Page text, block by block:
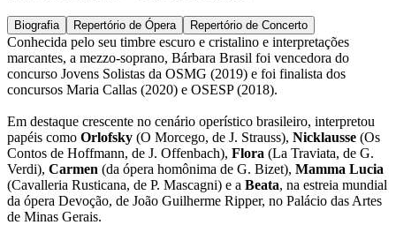
Biografia Repertório de Ópera Repertório de Concerto
Conhecida pelo seu timbre escuro e cristalino e interpretações
marcantes, a mezzo-soprano, Bárbara Brasil foi vencedora do
concurso Jovens Solistas da OSMG (2019) e foi finalista dos
concursos Maria Callas (2020) e OSESP (2018).
Em destaque crescente no cenário operístico brasileiro, interpretou
papéis como Orlofsky (O Morcego, de J. Strauss), Nicklausse (Os
Contos de Hoffmann, de J. Offenbach), Flora (La Traviata, de G.
Verdi), Carmen (da ópera homônima de G. Bizet), Mamma Lucia
(Cavalleria Rusticana, de P. Mascagni) e a Beata, na estreia mundial
da ópera Devoção, de João Guilherme Ripper, no Palácio das Artes
de Minas Gerais.